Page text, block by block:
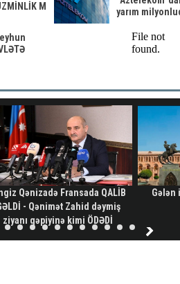
M
yarım
Qənizadə Fransada QALİB
- Qənimət Zahid dəymiş
ziyanı qəpiyinə kimi ÖDƏDİ
Gələn